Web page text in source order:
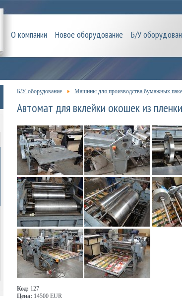
О компании Новое оборудование Б/У
Б/У оборудование Машины для производства бумажных
Автомат для вклейки окошек из пленки
Код: 127
Цена: 14500 EUR